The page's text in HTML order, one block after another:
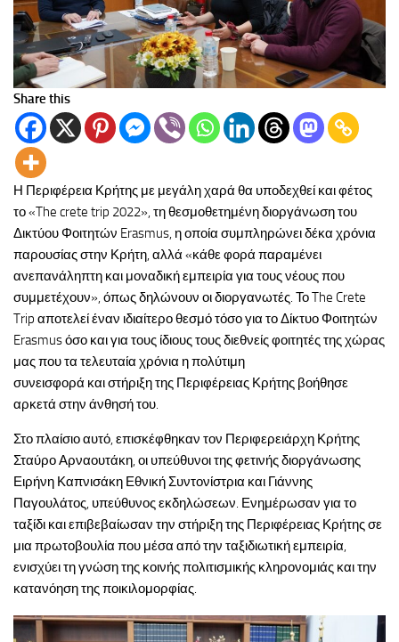
Share this
Η Περιφέρεια Κρήτης με μεγάλη χαρά θα υποδεχθεί και φέτος
το «The crete trip 2022», τη θεσμοθετημένη διοργάνωση του
Δικτύου Φοιτητών Erasmus, η οποία συμπληρώνει δέκα χρόνια
παρουσίας στην Κρήτη, αλλά «κάθε φορά παραμένει
ανεπανάληπτη και μοναδική εμπειρία για τους νέους που
συμμετέχουν», όπως δηλώνουν οι διοργανωτές. Το The Crete
Trip αποτελεί έναν ιδιαίτερο θεσμό τόσο για το Δίκτυο Φοιτητών
Erasmus όσο και για τους ίδιους τους διεθνείς φοιτητές της χώρας
μας που τα τελευταία χρόνια η πολύτιμη
συνεισφορά και στήριξη της Περιφέρειας Κρήτης βοήθησε
αρκετά στην άνθησή του.
Στο πλαίσιο αυτό, επισκέφθηκαν τον Περιφερειάρχη Κρήτης
Σταύρο Αρναουτάκη, οι υπεύθυνοι της φετινής διοργάνωσης
Ειρήνη Καπνισάκη Εθνική Συντονίστρια και Γιάννης
Παγουλάτος, υπεύθυνος εκδηλώσεων. Ενημέρωσαν για το
ταξίδι και επιβεβαίωσαν την στήριξη της Περιφέρειας Κρήτης σε
μια πρωτοβουλία που μέσα από την ταξιδιωτική εμπειρία,
ενισχύει τη γνώση της κοινής πολιτισμικής κληρονομιάς και την
κατανόηση της ποικιλομορφίας.